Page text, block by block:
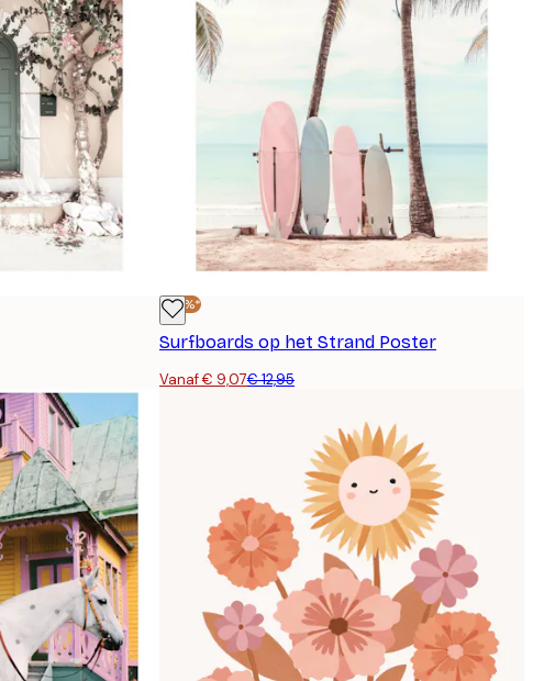
-30%*
Surfboards op het Strand Poster
Vanaf € 9,07€ 12,95